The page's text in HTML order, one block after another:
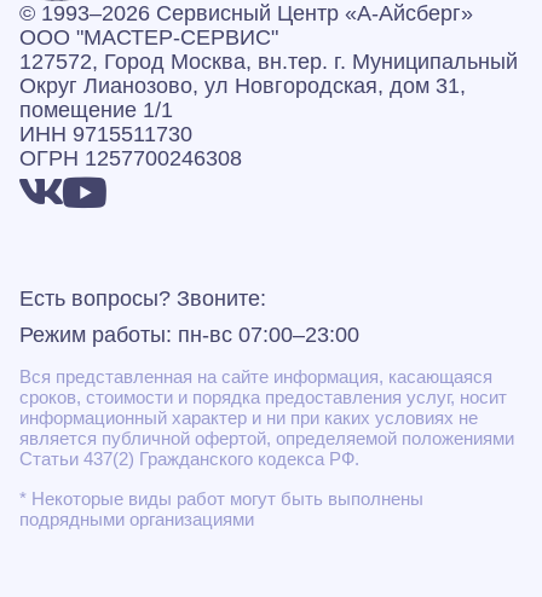
© 1993–2026 Сервисный Центр «А‑Айсберг»
ООО "МАСТЕР-СЕРВИС"
127572, Город Москва, вн.тер. г. Муниципальный
Округ Лианозово, ул Новгородская, дом 31,
помещение 1/1
ИНН 9715511730
ОГРН 1257700246308
Есть вопросы? Звоните:
Режим работы: пн-вс 07:00–23:00
Вся представленная на сайте информация, касающаяся
сроков, стоимости и порядка предоставления услуг, носит
информационный характер и ни при каких условиях не
является публичной офертой, определяемой положениями
Статьи 437(2) Гражданского кодекса РФ.
* Некоторые виды работ могут быть выполнены
подрядными организациями